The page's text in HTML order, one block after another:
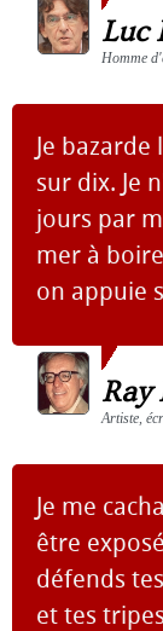
Luc
Homme
Je
sur dix. Je
jours par
mer à
on appuie
Ray
Artiste,
Je me
être
défends
et tes